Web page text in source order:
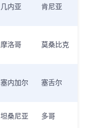
几内亚 肯尼亚
摩洛哥 莫桑比克
塞内加尔 塞舌尔
坦桑尼亚 多哥